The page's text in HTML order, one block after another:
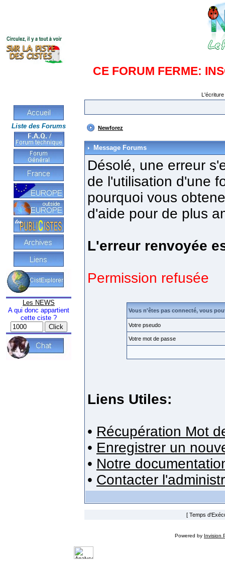
CE FORUM FERME:
Liste des Forums
Les NEWS
A qui donc appartient
cette ciste ?
Newforez
Message Forums
Désolé, une erreur
de l'utilisation d'une
pourquoi vous
d'aide pour de plus
L'erreur renvoyée
Permission refusée
Vous n'êtes pas connecté, vous
Votre pseudo
Votre mot de passe
Liens Utiles:
• Récupération Mot
• Enregistrer un
• Notre
• Contacter
[ Temps
Powered by Invision